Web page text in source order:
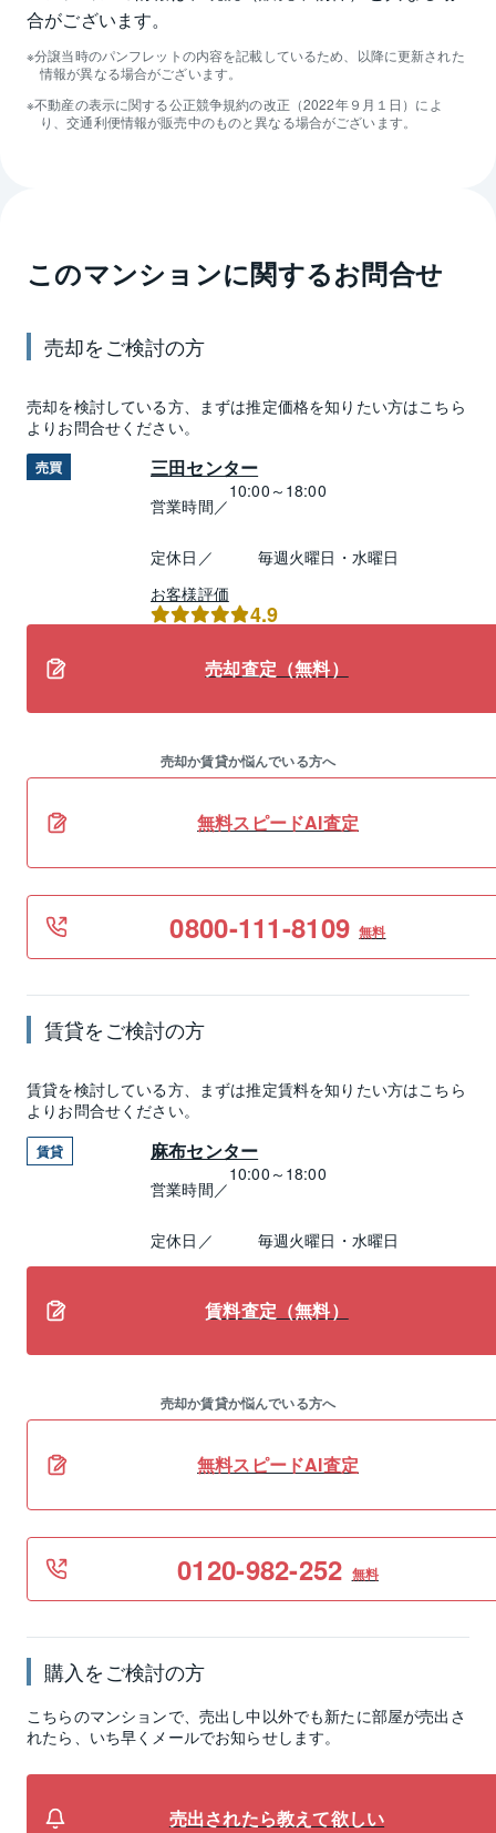
合がございます。
分譲当時のパンフレットの内容を記載しているため、以降に更新された
情報が異なる場合がございます。
不動産の表示に関する公正競争規約の改正（2022年９月１日）によ
り、交通利便情報が販売中のものと異なる場合がございます。
このマンションに関するお問合せ
売却をご検討の方
売却を検討している方、まずは推定価格を知りたい方はこちら
よりお問合せください。
売買 三田センター
営業時間／
10:00～18:00
定休日／
毎週火曜日・水曜日
お客様評価
4.9
売却査定（無料）
売却か賃貸か悩んでいる方へ
無料スピードAI査定
0800-111-8109 無料
賃貸をご検討の方
賃貸を検討している方、まずは推定賃料を知りたい方はこちら
よりお問合せください。
賃貸 麻布センター
営業時間／
10:00～18:00
定休日／ 毎週火曜日・水曜日
賃料査定（無料）
売却か賃貸か悩んでいる方へ
無料スピードAI査定
0120-982-252 無料
購入をご検討の方
こちらのマンションで、売出し中以外でも新たに部屋が売出さ
れたら、いち早くメールでお知らせします。
売出されたら教えて欲しい